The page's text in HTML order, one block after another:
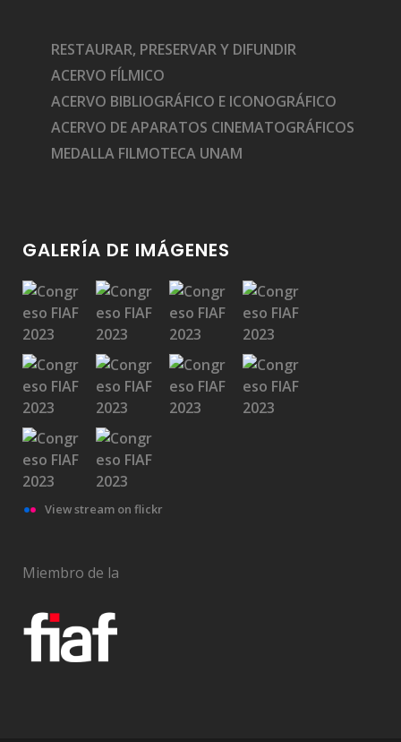
RESTAURAR, PRESERVAR Y DIFUNDIR
ACERVO FÍLMICO
ACERVO BIBLIOGRÁFICO E ICONOGRÁFICO
ACERVO DE APARATOS CINEMATOGRÁFICOS
MEDALLA FILMOTECA UNAM
GALERÍA DE IMÁGENES
View stream on flickr
Miembro de la